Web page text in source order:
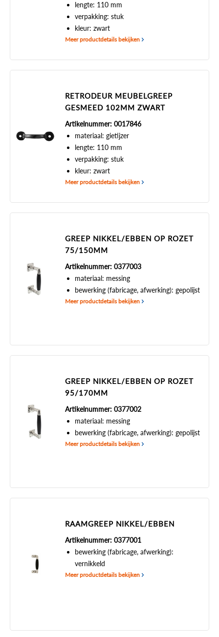
lengte: 110 mm
verpakking: stuk
kleur: zwart
Meer productdetails bekijken
RETRODEUR MEUBELGREEP
GESMEED 102MM ZWART
Artikelnummer: 0017846
materiaal: gietijzer
lengte: 110 mm
verpakking: stuk
kleur: zwart
Meer productdetails bekijken
GREEP NIKKEL/EBBEN OP ROZET
75/150MM
Artikelnummer: 0377003
materiaal: messing
bewerking (fabricage, afwerking): gepolijst
Meer productdetails bekijken
GREEP NIKKEL/EBBEN OP ROZET
95/170MM
Artikelnummer: 0377002
materiaal: messing
bewerking (fabricage, afwerking): gepolijst
Meer productdetails bekijken
RAAMGREEP NIKKEL/EBBEN
Artikelnummer: 0377001
bewerking (fabricage, afwerking):
vernikkeld
Meer productdetails bekijken